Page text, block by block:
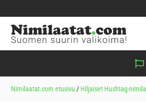
Nimilaatat.com etusivu / Hiljaiset Hushtag-